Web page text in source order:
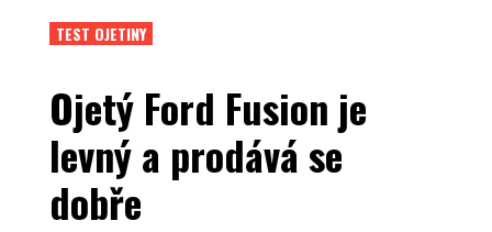
TEST OJETINY
Ojetý Ford Fusion je
levný a prodává se
dobře